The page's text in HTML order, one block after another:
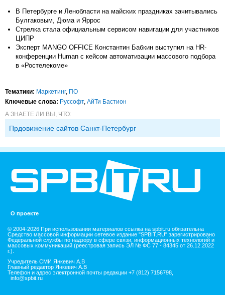
В Петербурге и Ленобласти на майских праздниках зачитывались
Булгаковым, Дюма и Яррос
Стрелка стала официальным сервисом навигации для участников
ЦИПР
Эксперт MANGO OFFICE Константин Бабкин выступил на HR-
конференции Human с кейсом автоматизации массового подбора
в «Ростелекоме»
Тематики: Маркетинг, ПО
Ключевые слова: Руссофт, АйТи Бастион
А ЗНАЕТЕ ЛИ ВЫ, ЧТО:
Прдовижение сайтов Санкт-Петербург
О проекте
© 2004-2026 При использовании материалов ссылка на spbit.ru обязательна
Средство массовой информации сетевое издание "SPBIT.RU" зарегистрировано
Федеральной службы по надзору в сфере связи, информационных технологий и
массовых коммуникаций (реестровая запись ЭЛ № ФС 77 - 84345 от 26.12.2022
г.).
Учредитель СМИ Янкевич А.В
Главный редактор Янкевич А.В
Телефон и адрес электронной почты редакции +7 (812) 7156798,
info@spbit.ru